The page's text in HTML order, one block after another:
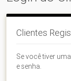
Clientes
Se você tiver
e senha.